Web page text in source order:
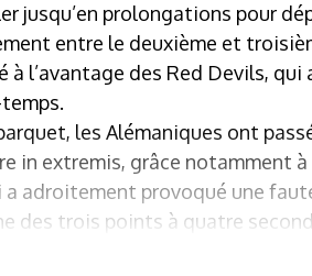
jusqu’en prolongations pour
entre le deuxième et
à l’avantage des Red Devils,
les Alémaniques ont
in extremis, grâce notamment à
a adroitement provoqué une
des trois points à quatre